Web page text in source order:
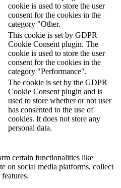
cookie is used to store the user
consent for the cookies in the
category "Other.
This cookie is set by GDPR
Cookie Consent plugin. The
cookie is used to store the user
consent for the cookies in the
category "Performance".
The cookie is set by the GDPR
Cookie Consent plugin and is
used to store whether or not user
has consented to the use of
cookies. It does not store any
personal data.
certain functionalities like
on social media platforms, collect